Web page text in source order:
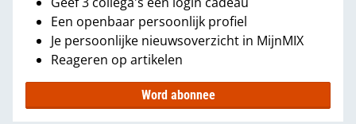
Een openbaar persoonlijk profiel
Je persoonlijke nieuwsoverzicht in MijnMIX
Reageren op artikelen
Word abonnee